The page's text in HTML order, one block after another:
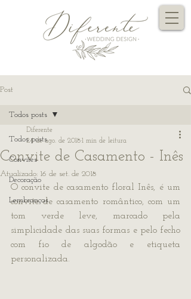
Post
Todos posts
Convites
Decoração
Lembranças
Todos posts
Convite de Casamento - Inês
Diferente
24 de ago. de 20181 min de leitura
Atualizado: 16 de set. de 2018
O convite de casamento floral Inês, é um
convite de casamento romântico, com um
tom verde leve, marcado pela
simplicidade das suas formas e pelo fecho
com fio de algodão e etiqueta
personalizada.